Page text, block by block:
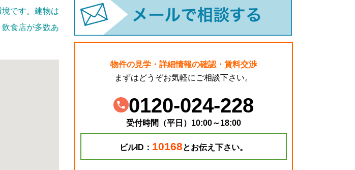
です。建物は
食店が多数あ
物件の見学・詳細情報の確認・賃料交渉
まずはどうぞお気軽にご相談下さい。
0120-024-228
受付時間（平日）10:00～18:00
ビルID： 10168とお伝え下さい。